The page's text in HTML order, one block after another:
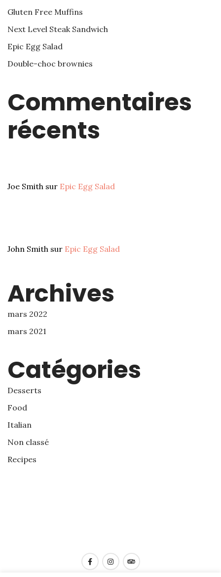
Gluten Free Muffins
Next Level Steak Sandwich
Epic Egg Salad
Double-choc brownies
Commentaires
récents
Joe Smith sur Epic Egg Salad
John Smith sur Epic Egg Salad
Archives
mars 2022
mars 2021
Catégories
Desserts
Food
Italian
Non classé
Recipes